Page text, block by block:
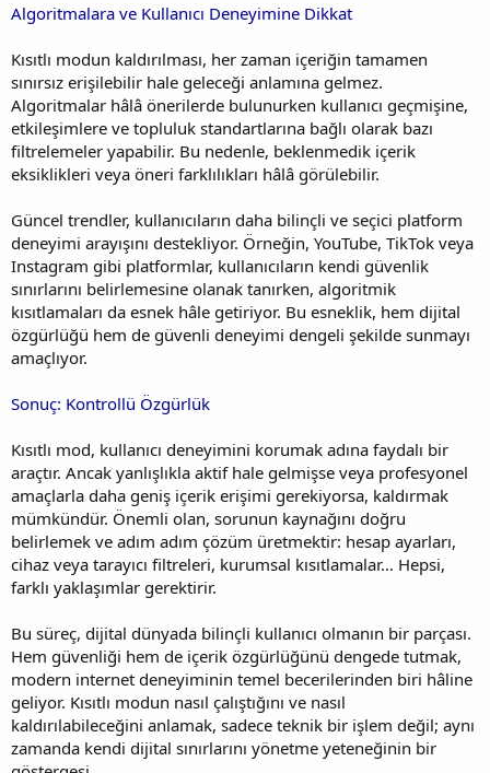
Algoritmalara ve Kullanıcı Deneyimine Dikkat
Kısıtlı modun kaldırılması, her zaman içeriğin tamamen
sınırsız erişilebilir hale geleceği anlamına gelmez.
Algoritmalar hâlâ önerilerde bulunurken kullanıcı geçmişine,
etkileşimlere ve topluluk standartlarına bağlı olarak bazı
filtrelemeler yapabilir. Bu nedenle, beklenmedik içerik
eksiklikleri veya öneri farklılıkları hâlâ görülebilir.
Güncel trendler, kullanıcıların daha bilinçli ve seçici platform
deneyimi arayışını destekliyor. Örneğin, YouTube, TikTok veya
Instagram gibi platformlar, kullanıcıların kendi güvenlik
sınırlarını belirlemesine olanak tanırken, algoritmik
kısıtlamaları da esnek hâle getiriyor. Bu esneklik, hem dijital
özgürlüğü hem de güvenli deneyimi dengeli şekilde sunmayı
amaçlıyor.
Sonuç: Kontrollü Özgürlük
Kısıtlı mod, kullanıcı deneyimini korumak adına faydalı bir
araçtır. Ancak yanlışlıkla aktif hale gelmişse veya profesyonel
amaçlarla daha geniş içerik erişimi gerekiyorsa, kaldırmak
mümkündür. Önemli olan, sorunun kaynağını doğru
belirlemek ve adım adım çözüm üretmektir: hesap ayarları,
cihaz veya tarayıcı filtreleri, kurumsal kısıtlamalar… Hepsi,
farklı yaklaşımlar gerektirir.
Bu süreç, dijital dünyada bilinçli kullanıcı olmanın bir parçası.
Hem güvenliği hem de içerik özgürlüğünü dengede tutmak,
modern internet deneyiminin temel becerilerinden biri hâline
geliyor. Kısıtlı modun nasıl çalıştığını ve nasıl
kaldırılabileceğini anlamak, sadece teknik bir işlem değil; aynı
zamanda kendi dijital sınırlarını yönetme yeteneğinin bir